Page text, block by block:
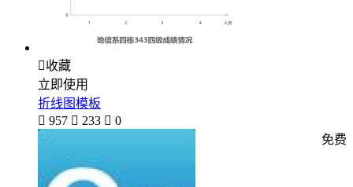
收藏
立即使用
折线图模板
 957  233  0
免费